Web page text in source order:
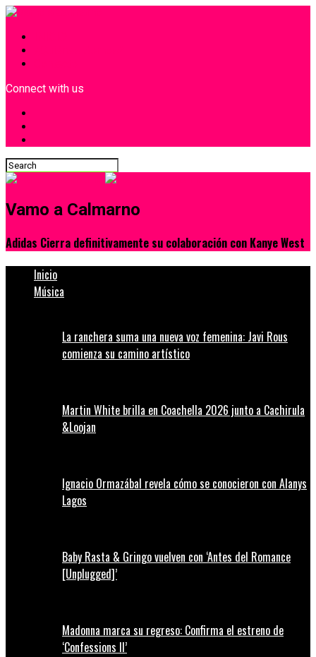
Connect with us
Vamo a Calmarno
Adidas Cierra definitivamente su colaboración con Kanye West
Inicio
Música
La ranchera suma una nueva voz femenina: Javi Rous
comienza su camino artístico
Martin White brilla en Coachella 2026 junto a Cachirula
&Loojan
Ignacio Ormazábal revela cómo se conocieron con Alanys
Lagos
Baby Rasta & Gringo vuelven con ‘Antes del Romance
[Unplugged]’
Madonna marca su regreso: Confirma el estreno de
‘Confessions II’